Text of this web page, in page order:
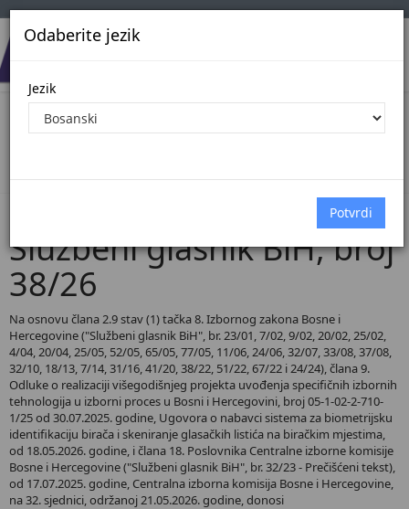
Odaberite jezik
Jezik
Pregled Dokumenata| Broj 38/26
Službeni glasnik BiH, broj
38/26
Na osnovu člana 2.9 stav (1) tačka 8. Izbornog zakona Bosne i
Hercegovine ("Službeni glasnik BiH", br. 23/01, 7/02, 9/02, 20/02, 25/02,
4/04, 20/04, 25/05, 52/05, 65/05, 77/05, 11/06, 24/06, 32/07, 33/08, 37/08,
32/10, 18/13, 7/14, 31/16, 41/20, 38/22, 51/22, 67/22 i 24/24), člana 9.
Odluke o realizaciji višegodišnjeg projekta uvođenja specifičnih izbornih
tehnologija u izborni proces u Bosni i Hercegovini, broj 05-1-02-2-710-
1/25 od 30.07.2025. godine, Ugovora o nabavci sistema za biometrijsku
identifikaciju birača i skeniranje glasačkih listića na biračkim mjestima,
od 18.05.2026. godine, i člana 18. Poslovnika Centralne izborne komisije
Bosne i Hercegovine ("Službeni glasnik BiH", br. 32/23 - Prečišćeni tekst),
od 17.07.2025. godine, Centralna izborna komisija Bosne i Hercegovine,
na 32. sjednici, održanoj 21.05.2026. godine, donosi